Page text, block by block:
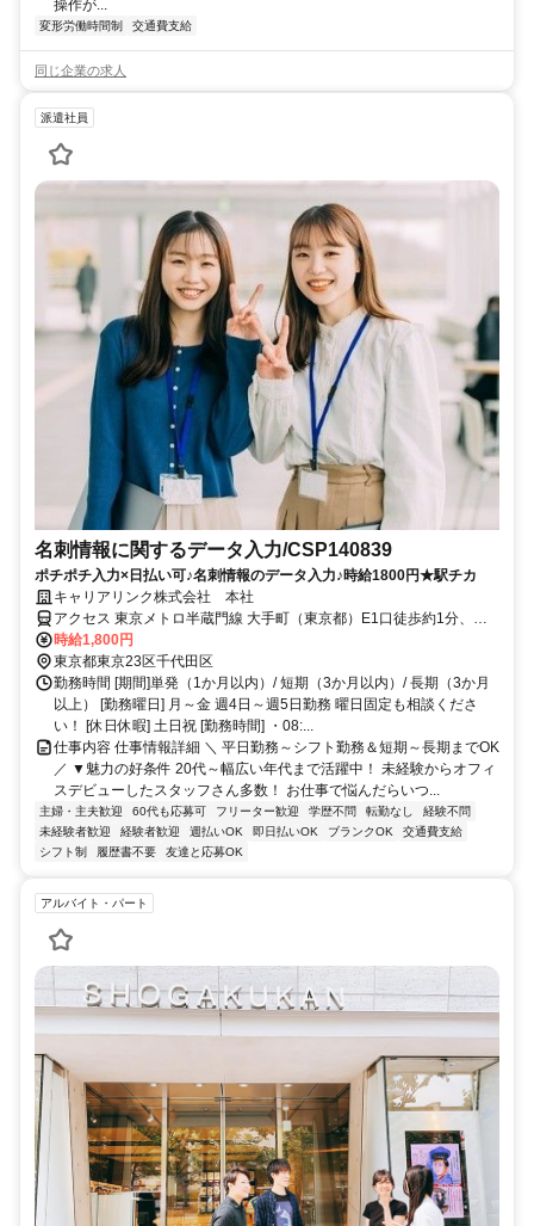
操作が...
変形労働時間制 交通費支給
同じ企業の求人
派遣社員
名刺情報に関するデータ入力/CSP140839
ポチポチ入力×日払い可♪名刺情報のデータ入力♪時給1800円★駅チカ
キャリアリンク株式会社 本社
アクセス 東京メトロ半蔵門線 大手町（東京都）E1口徒歩約1分、東
京メトロ千代田線/小田急小田原線 大手町（東京都）C3口徒歩約1
分、東京メトロ丸ノ内線 大手町（東京都）A4口徒歩約2分 東西線 大
手町駅 徒歩6分 丸の内線 大手町駅 徒歩7分 千代田線 大手町駅 徒歩8
分 ※案件によりその他複数勤務地あり！
時給1,800円
東京都東京23区千代田区
勤務時間 [期間]単発（1か月以内）/ 短期（3か月以内）/ 長期（3か月
以上） [勤務曜日] 月～金 週4日～週5日勤務 曜日固定も相談くださ
い！ [休日休暇] 土日祝 [勤務時間] ・08:...
仕事内容 仕事情報詳細 ＼ 平日勤務～シフト勤務＆短期～長期までOK
／ ▼魅力の好条件 20代～幅広い年代まで活躍中！ 未経験からオフィ
スデビューしたスタッフさん多数！ お仕事で悩んだらいつ...
主婦・主夫歓迎 60代も応募可 フリーター歓迎 学歴不問 転勤なし
経験不問
未経験者歓迎
経験者歓迎 週払いOK 即日払いOK ブランクOK
交通費支給
シフト制
履歴書不要 友達と応募OK
アルバイト・パート